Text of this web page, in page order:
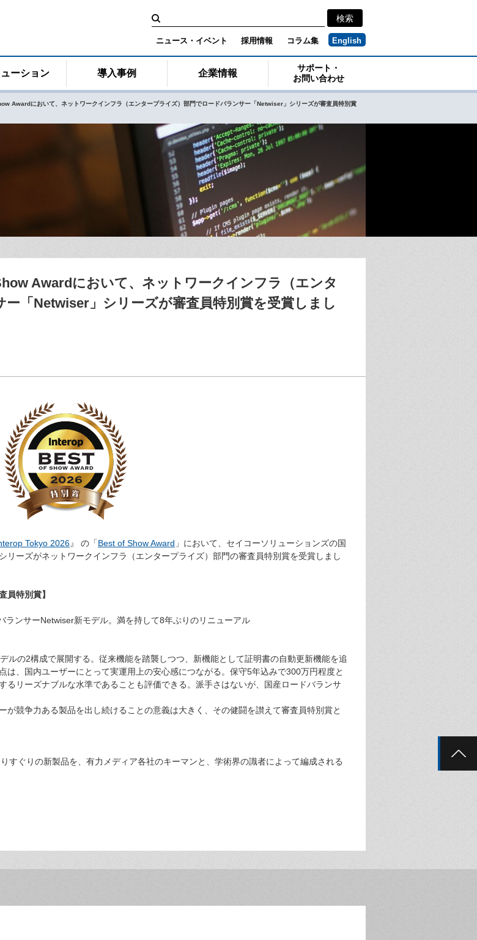
検
索:
ニュース・イベント 採用情報 コラム集 English
ーション 導入事例 企業情報
サポート・
お問い合わせ
Awardにおいて、ネットワークインフラ（エンタープライズ）部門でロードバランサー「Netwiser」シリーズが審査員特別賞
Awardにおいて、ネットワークインフラ（エンタ
「Netwiser」シリーズが審査員特別賞を受賞しまし
Tokyo 2026』 の「Best of Show Award 」において、セイコーソリューションズの国
リーズがネットワークインフラ（エンタープライズ）部門の審査員特別賞を受賞しまし
員特別賞】
ンサーNetwiser新モデル。満を持して8年ぶりのリニューアル
ルの2構成で展開する。従来機能を踏襲しつつ、新機能として証明書の自動更新機能を追
は、国内ユーザーにとって実運用上の安心感につながる。保守5年込みで300万円程度と
るリーズナブルな水準であることも評価できる。派手さはないが、国産ロードバランサ
競争力ある製品を出し続けることの意義は大きく、その健闘を讃えて審査員特別賞と
すぐりの新製品を、有力メディア各社のキーマンと、学術界の識者によって編成される